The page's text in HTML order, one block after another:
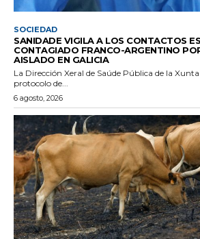
SOCIEDAD
SANIDADE VIGILA A LOS CONTACTOS
CONTAGIADO FRANCO-ARGENTINO
AISLADO EN GALICIA
La Dirección Xeral de Saúde Pública de la
protocolo de...
6 agosto, 2026